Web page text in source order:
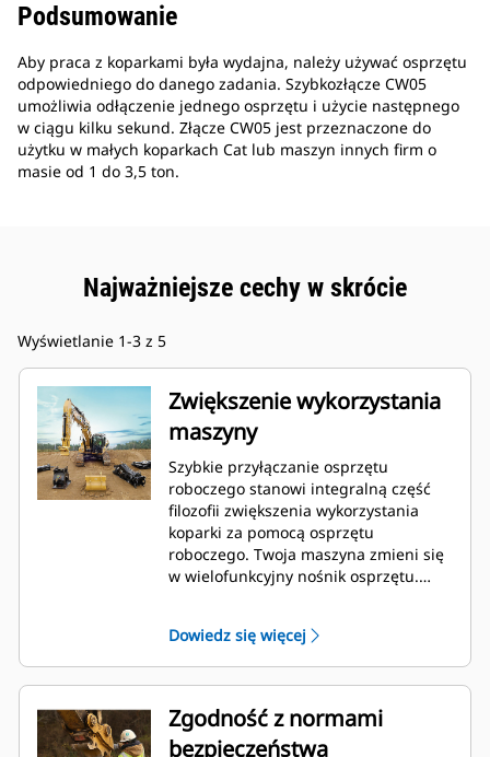
Podsumowanie
Aby praca z koparkami była wydajna, należy używać osprzętu
odpowiedniego do danego zadania. Szybkozłącze CW05
umożliwia odłączenie jednego osprzętu i użycie następnego
w ciągu kilku sekund. Złącze CW05 jest przeznaczone do
użytku w małych koparkach Cat lub maszyn innych firm o
masie od 1 do 3,5 ton.
Najważniejsze cechy w skrócie
Wyświetlanie 1-3 z 5
Zwiększenie wykorzystania
maszyny
Szybkie przyłączanie osprzętu
roboczego stanowi integralną część
filozofii zwiększenia wykorzystania
koparki za pomocą osprzętu
roboczego. Twoja maszyna zmieni się
w wielofunkcyjny nośnik osprzętu.
sprzedanym egzemplarzom w ciągu
ostatnich 40 lat. Są one wymienne z
różnymi klasami maszyn i zostały
zaprojektowane do użytku z ponad
700 różnymi maszynami firmy Cat i
innych firm.
Dowiedz się więcej
Zgodność z normami
bezpieczeństwa